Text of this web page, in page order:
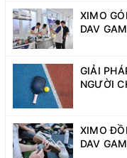
XIMO
DAV
GIẢI
NGƯỜI
XIMO
DAV